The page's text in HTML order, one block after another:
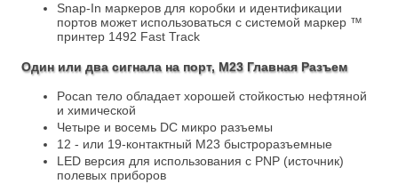
Snap-In маркеров для коробки и идентификации
портов может использоваться с системой маркер ™
принтер 1492 Fast Track
Один или два сигнала на порт, M23 Главная Разъем
Pocan тело обладает хорошей стойкостью нефтяной
и химической
Четыре и восемь DC микро разъемы
12 - или 19-контактный M23 быстроразъемные
LED версия для использования с PNP (источник)
полевых приборов